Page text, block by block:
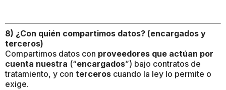
8) ¿Con quién compartimos datos? (encargados y
terceros)
Compartimos datos con proveedores que actúan por
cuenta nuestra (“encargados”) bajo contratos de
tratamiento, y con terceros cuando la ley lo permite o
exige.